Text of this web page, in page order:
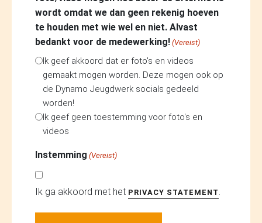
wordt omdat we dan geen rekenig hoeven
te houden met wie wel en niet. Alvast
bedankt voor de medewerking! (Vereist)
Ik geef akkoord dat er foto's en videos
gemaakt mogen worden. Deze mogen ook op
de Dynamo Jeugdwerk socials gedeeld
worden!
Ik geef geen toestemming voor foto's en
videos
Instemming (Vereist)
Ik ga akkoord met het PRIVACY STATEMENT